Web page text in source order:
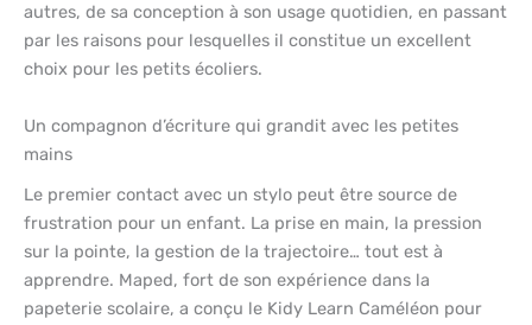
autres, de sa conception à son usage quotidien, en passant
par les raisons pour lesquelles il constitue un excellent
choix pour les petits écoliers.
Un compagnon d’écriture qui grandit avec les petites
mains
Le premier contact avec un stylo peut être source de
frustration pour un enfant. La prise en main, la pression
sur la pointe, la gestion de la trajectoire… tout est à
apprendre. Maped, fort de son expérience dans la
papeterie scolaire, a conçu le Kidy Learn Caméléon pour